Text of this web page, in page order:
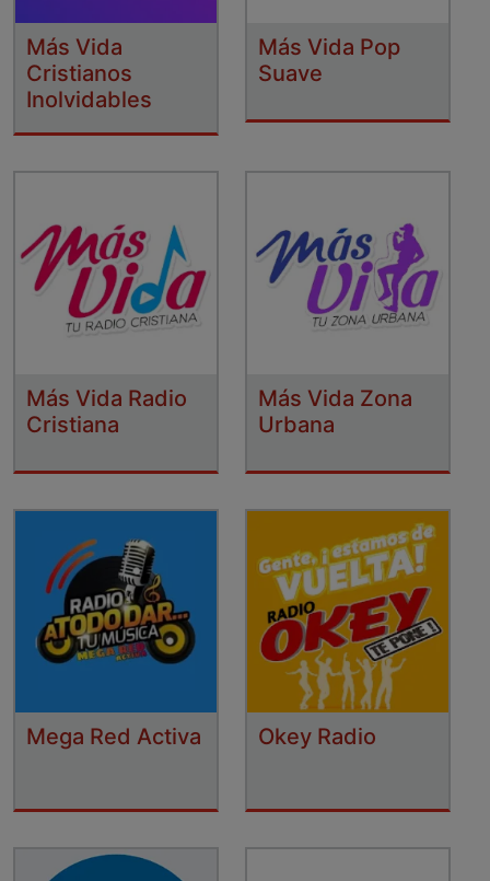
Más Vida
Cristianos
Inolvidables
Más Vida Pop
Suave
Más Vida Radio
Cristiana
Más Vida Zona
Urbana
Mega Red Activa Okey Radio